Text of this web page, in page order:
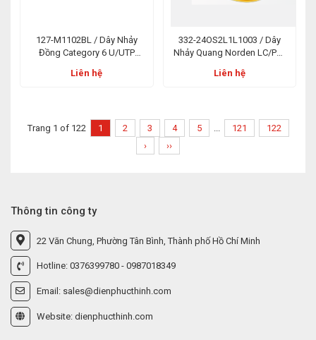
127-M1102BL / Dây Nhảy
Đồng Category 6 U/UTP
Xanh Dương
Liên hệ
332-24OS2L1L1003 / Dây
Nhảy Quang Norden LC/PC-
Liên hệ
Trang 1 of 122 1 2 3 4 5 ... 121
122
›
››
Thông tin công ty
22 Văn Chung, Phường Tân Bình, Thành phố Hồ Chí Minh
Hotline: 0376399780 - 0987018349
Email: sales@dienphucthinh.com
Website: dienphucthinh.com